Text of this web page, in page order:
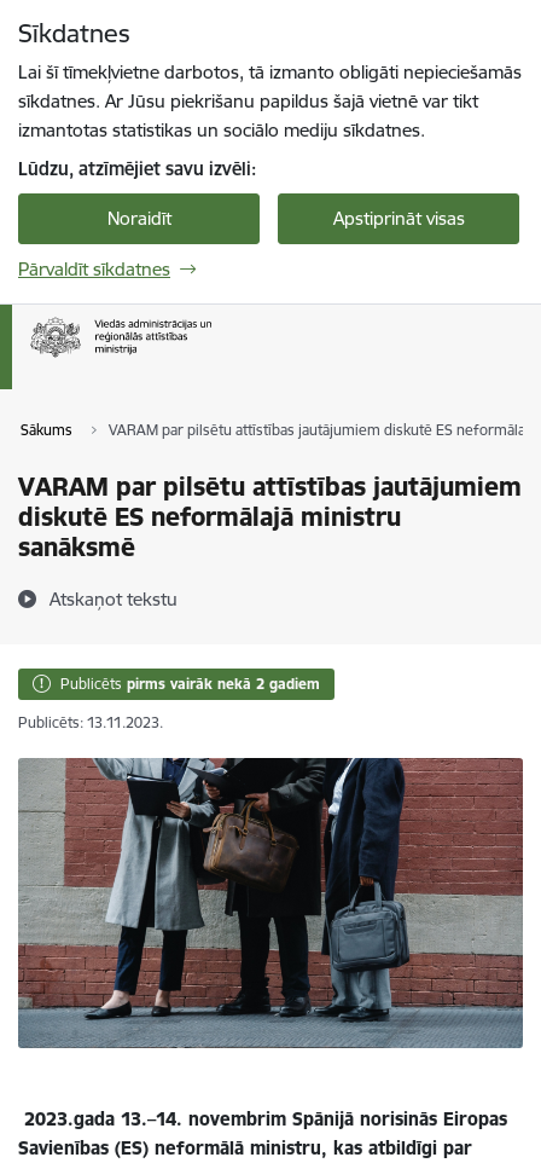
Sīkdatnes
Lai šī tīmekļvietne darbotos, tā izmanto obligāti nepieciešamās
sīkdatnes. Ar Jūsu piekrišanu papildus šajā vietnē var tikt
izmantotas statistikas un sociālo mediju sīkdatnes.
Lūdzu, atzīmējiet savu izvēli:
Noraidīt Apstiprināt visas
Pārvaldīt sīkdatnes
Sākums VARAM par pilsētu attīstības jautājumiem diskutē ES
VARAM par pilsētu attīstības jautājumiem
diskutē ES neformālajā ministru
sanāksmē
Atskaņot tekstu
Publicēts pirms vairāk nekā 2 gadiem
Publicēts: 13.11.2023.
2023.gada 13.–14. novembrim Spānijā norisinās Eiropas
Savienības (ES) neformālā ministru, kas atbildīgi par